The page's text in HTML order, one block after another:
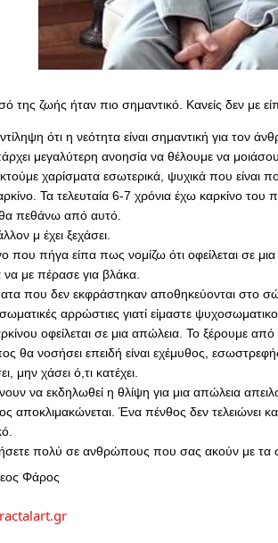
της ζωής ήταν πιο σημαντικό. Κανείς δεν με
ότι η νεότητα είναι σημαντική για τον
μεγαλύτερη ανοησία να θέλουμε να
χαρίσματα εσωτερικά, ψυχικά που είναι
Τα τελευταία 6-7 χρόνια έχω καρκίνο του
πεθάνω από αυτό.
μ έχει ξεχάσει.
που πήγα είπα πως νομίζω ότι οφείλεται σε μια
να με πέρασε για βλάκα.
που δεν εκφράστηκαν αποθηκεύονται στο
αρρώστιες γιατί είμαστε
οφείλεται σε μια απώλεια. Το ξέρουμε
θα νοσήσει επειδή είναι εχέμυθος,
μην χάσει ό,τι κατέχει.
να εκδηλωθεί η θλίψη για μια απώλεια
αποκλιμακώνεται. Ένα πένθος δεν τελειώνει
πολύ σε ανθρώπους που σας ακούν με τα
Φάρος